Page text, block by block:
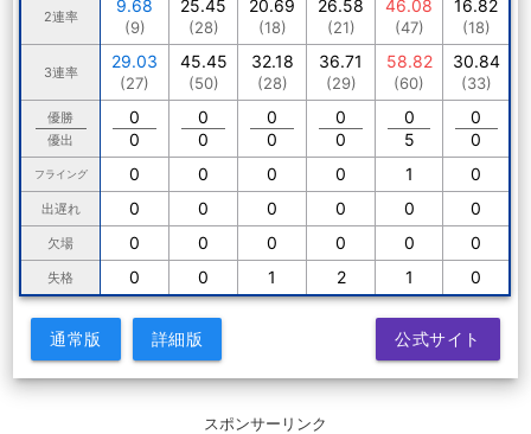
2連率
9.68
(9)
25.45
(28)
20.69
(18)
26.58
(21)
46.08
(47)
16.82
(18)
3連率
29.03
(27)
45.45
(50)
32.18
(28)
36.71
(29)
58.82
(60)
30.84
(33)
優勝
優出
0
0
0
0
0
0
0
0
0
5
0
0
フライング 0 0 0 0 1 0
出遅れ 0 0 0 0 0 0
欠場 0 0 0 0 0 0
失格 0 0 1 2 1 0
通常版 詳細版 公式サイト
スポンサーリンク